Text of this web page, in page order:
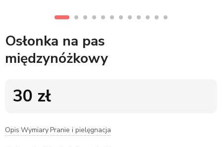
Osłonka na pas
międzynóżkowy
30 zł
Opis·Wymiary·Pranie i pielęgnacja